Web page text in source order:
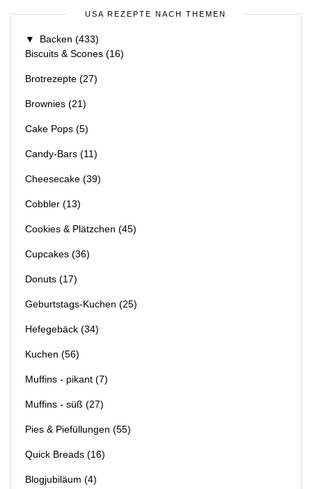
USA REZEPTE NACH THEMEN
▼ Backen (433)
Biscuits & Scones (16)
Brotrezepte (27)
Brownies (21)
Cake Pops (5)
Candy-Bars (11)
Cheesecake (39)
Cobbler (13)
Cookies & Plätzchen (45)
Cupcakes (36)
Donuts (17)
Geburtstags-Kuchen (25)
Hefegebäck (34)
Kuchen (56)
Muffins - pikant (7)
Muffins - süß (27)
Pies & Piefüllungen (55)
Quick Breads (16)
Blogjubiläum (4)